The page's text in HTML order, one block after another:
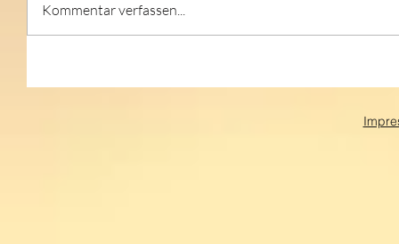
Kommentar verfassen...